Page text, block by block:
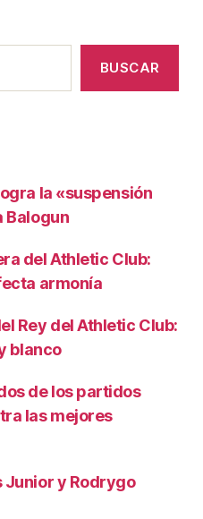
BUSCAR
la «suspensión
Balogun
del Athletic Club:
armonía
Rey del Athletic Club:
blanco
de los partidos
las mejores
Junior y Rodrygo